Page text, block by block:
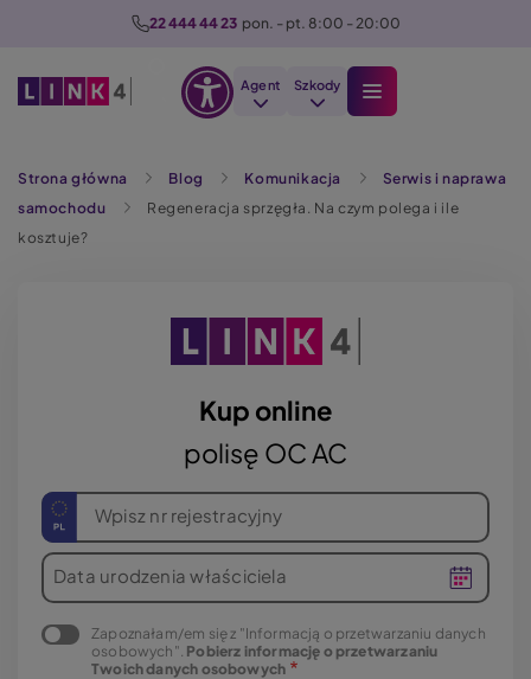
22 444 44 23 pon. - pt. 8:00 - 20:00
Agent Szkody
Strona główna Blog Komunikacja
Serwis i naprawa
samochodu
Regeneracja sprzęgła. Na czym polega i ile
kosztuje?
Kup online
polisę OC AC
Wpisz nr rejestracyjny
Data urodzenia właściciela
Zapoznałam/em się z "Informacją o przetwarzaniu danych
osobowych". Pobierz informację o przetwarzaniu
Twoich danych osobowych